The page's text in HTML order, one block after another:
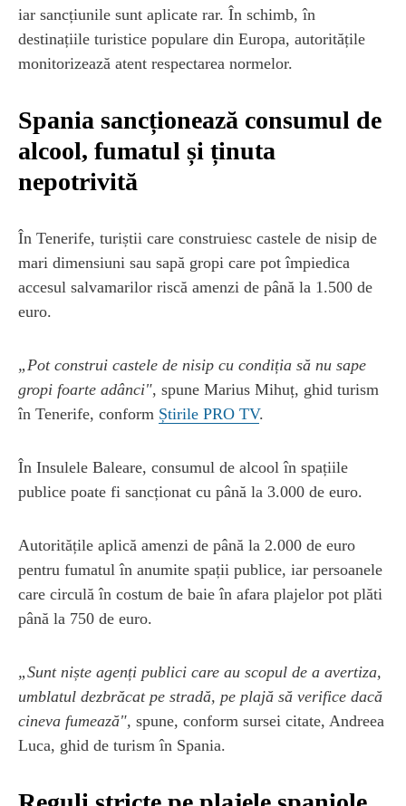
iar sancțiunile sunt aplicate rar. În schimb, în
destinațiile turistice populare din Europa, autoritățile
monitorizează atent respectarea normelor.
Spania sancționează consumul de
alcool, fumatul și ținuta
nepotrivită
În Tenerife, turiștii care construiesc castele de nisip de
mari dimensiuni sau sapă gropi care pot împiedica
accesul salvamarilor riscă amenzi de până la 1.500 de
euro.
„Pot construi castele de nisip cu condiția să nu sape
gropi foarte adânci", spune Marius Mihuț, ghid turism
în Tenerife, conform Știrile PRO TV.
În Insulele Baleare, consumul de alcool în spațiile
publice poate fi sancționat cu până la 3.000 de euro.
Autoritățile aplică amenzi de până la 2.000 de euro
pentru fumatul în anumite spații publice, iar persoanele
care circulă în costum de baie în afara plajelor pot plăti
până la 750 de euro.
„Sunt niște agenți publici care au scopul de a avertiza,
umblatul dezbrăcat pe stradă, pe plajă să verifice dacă
cineva fumează", spune, conform sursei citate, Andreea
Luca, ghid de turism în Spania.